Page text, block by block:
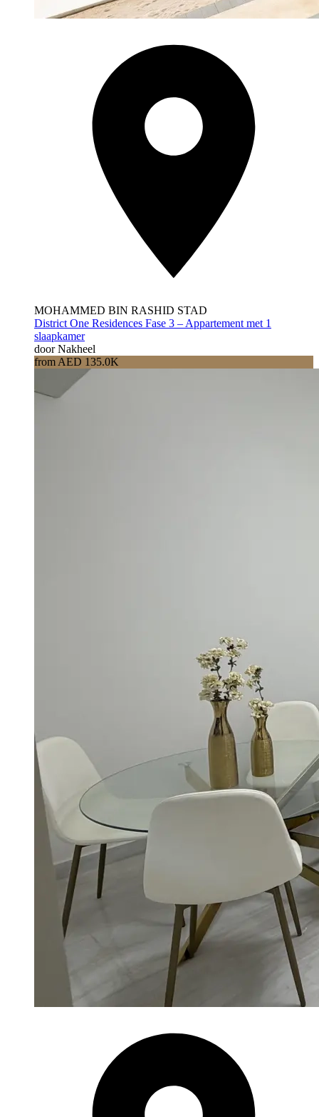
MOHAMMED BIN RASHID STAD
District One Residences Fase 3 – Appartement met 1
slaapkamer
door Nakheel
from AED 135.0K